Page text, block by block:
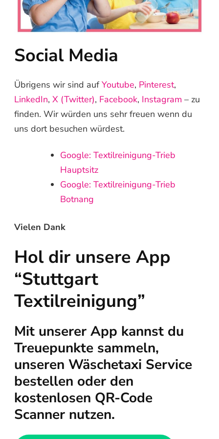
Social Media
Übrigens wir sind auf Youtube, Pinterest,
LinkedIn, X (Twitter), Facebook, Instagram – zu
finden. Wir würden uns sehr freuen wenn du
uns dort besuchen würdest.
Google: Textilreinigung-Trieb
Hauptsitz
Google: Textilreinigung-Trieb
Botnang
Vielen Dank
Hol dir unsere App
“Stuttgart
Textilreinigung”
Mit unserer App kannst du
Treuepunkte sammeln,
unseren Wäschetaxi Service
bestellen oder den
kostenlosen QR-Code
Scanner nutzen.